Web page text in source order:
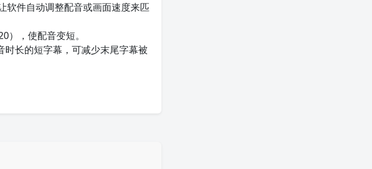
软件自动调整配音或画面速度来匹
），使配音变短。
时长的短字幕，可减少末尾字幕被